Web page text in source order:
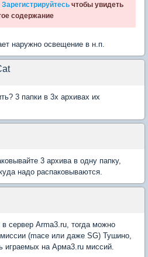
Зарегистрируйтесь чтобы увидеть
содержание
наружно освещение в н.п.
3 папки в 3х архивах их
3 архива в одну папку,
надо распаковываются.
сервер Arma3.ru, тогда можно
(mace или даже SG) Тушино,
играемых на Aрма3.ru миссий.